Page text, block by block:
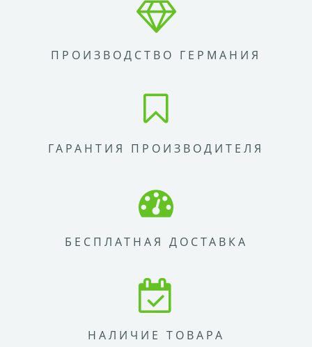
ПРОИЗВОДСТВО ГЕРМАНИЯ
ГАРАНТИЯ ПРОИЗВОДИТЕЛЯ
БЕСПЛАТНАЯ ДОСТАВКА
НАЛИЧИЕ ТОВАРА